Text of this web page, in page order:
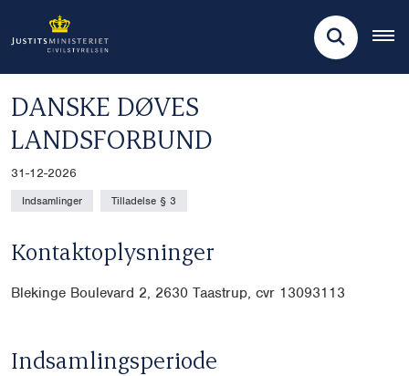
DANSKE DØVES
LANDSFORBUND
31-12-2026
Indsamlinger Tilladelse § 3
Kontaktoplysninger
Blekinge Boulevard 2, 2630 Taastrup, cvr 13093113
Indsamlingsperiode